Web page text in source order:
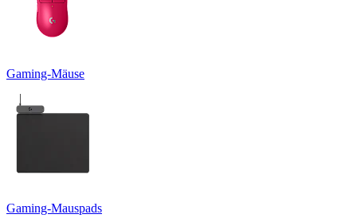
Gaming-Mäuse
Gaming-Mauspads